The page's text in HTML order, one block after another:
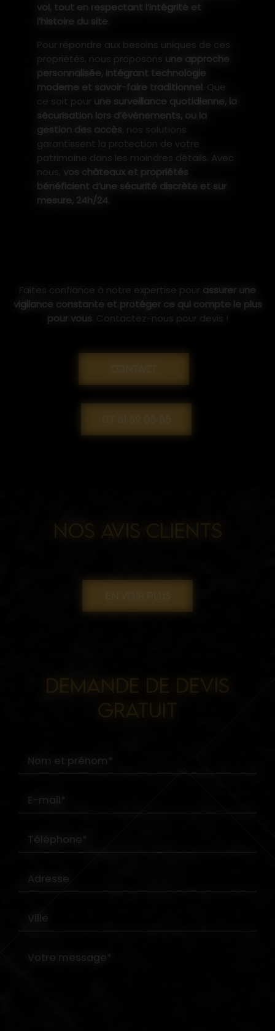
vol, tout en respectant l’intégrité et
l’histoire du site
Pour répondre aux besoins uniques de ces
propriétés, nous proposons une approche
personnalisée, intégrant technologie
moderne et savoir-faire traditionnel
. Que
ce soit pour une surveillance quotidienne, la
sécurisation lors d’événements, ou la
gestion des accès , nos solutions
garantissent la protection de votre
patrimoine dans les moindres détails. Avec
nous, vos châteaux et propriétés
bénéficient d’une sécurité discrète et sur
mesure, 24h/24
Faites confiance à notre expertise pour assurer une
vigilance constante et protéger ce qui compte le plus
pour vous . Contactez-nous pour devis !
NOS AVIS CLIENTS
DEMANDE DE DEVIS
GRATUIT
Nom et prénom*
E-mail*
Téléphone*
Adresse
Ville
Votre message*